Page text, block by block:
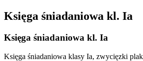
Księga śniadaniowa kl. Ia
Księga śniadaniowa kl. Ia
Księga śniadaniowa klasy Ia, zwycięzki